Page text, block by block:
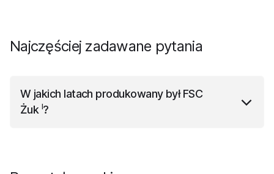
Najczęściej zadawane pytania
W jakich latach produkowany byłFSC
Żuk I?